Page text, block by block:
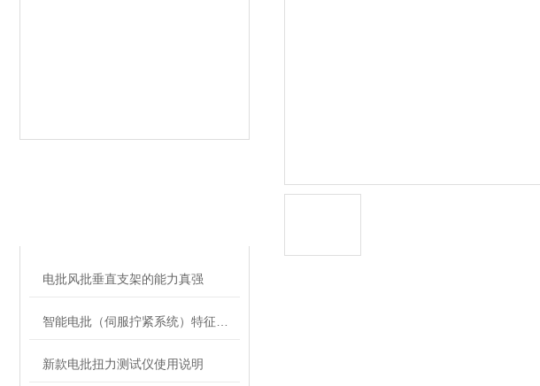
电批风批垂直支架的能力真强
新款电批扭力测试仪使用说明